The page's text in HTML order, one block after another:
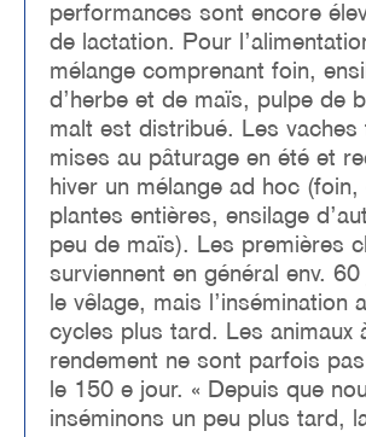
performances sont encore
de lactation. Pour
mélange comprenant foin,
d’herbe et de maïs, pulpe de
malt est distribué. Les vaches
mises au pâturage en été et
hiver un mélange ad hoc
plantes entières, ensilage
peu de maïs). Les premières
surviennent en général env.
le vêlage, mais l’insémination
cycles plus tard. Les animaux
rendement ne sont parfois
le 150 e jour. « Depuis que
inséminons un peu plus tard,